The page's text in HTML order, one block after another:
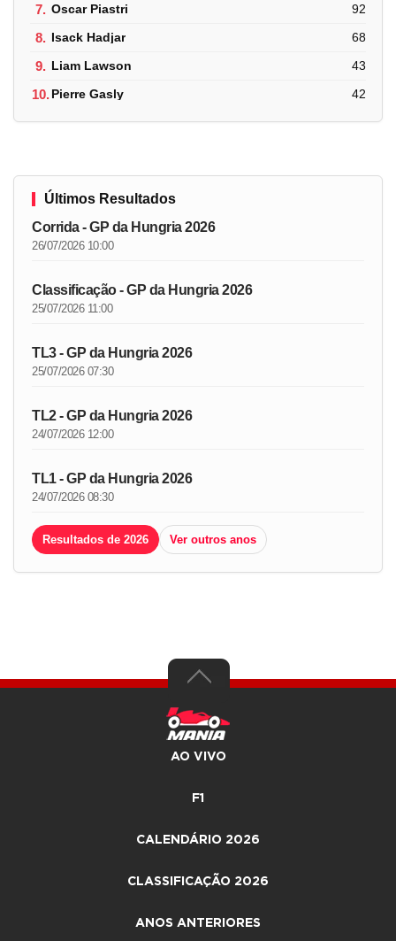
7. Oscar Piastri 92
8. Isack Hadjar 68
9. Liam Lawson 43
10.Pierre Gasly 42
Últimos Resultados
Corrida - GP da Hungria 2026
26/07/2026 10:00
Classificação - GP da Hungria 2026
25/07/2026 11:00
TL3 - GP da Hungria 2026
25/07/2026 07:30
TL2 - GP da Hungria 2026
24/07/2026 12:00
TL1 - GP da Hungria 2026
24/07/2026 08:30
Resultados de 2026 Ver outros anos
AO VIVO
F1
CALENDÁRIO 2026
CLASSIFICAÇÃO 2026
ANOS ANTERIORES